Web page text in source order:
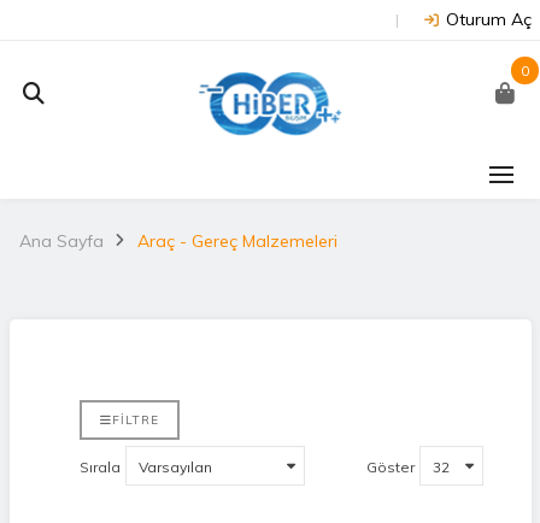
Oturum Aç
0
Ana Sayfa Araç - Gereç Malzemeleri
FILTRE
Sırala Göster